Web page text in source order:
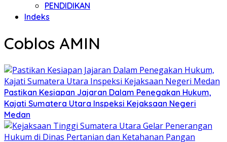
PENDIDIKAN
Indeks
Coblos AMIN
Pastikan Kesiapan Jajaran Dalam Penegakan Hukum,
Kajati Sumatera Utara Inspeksi Kejaksaan Negeri
Medan